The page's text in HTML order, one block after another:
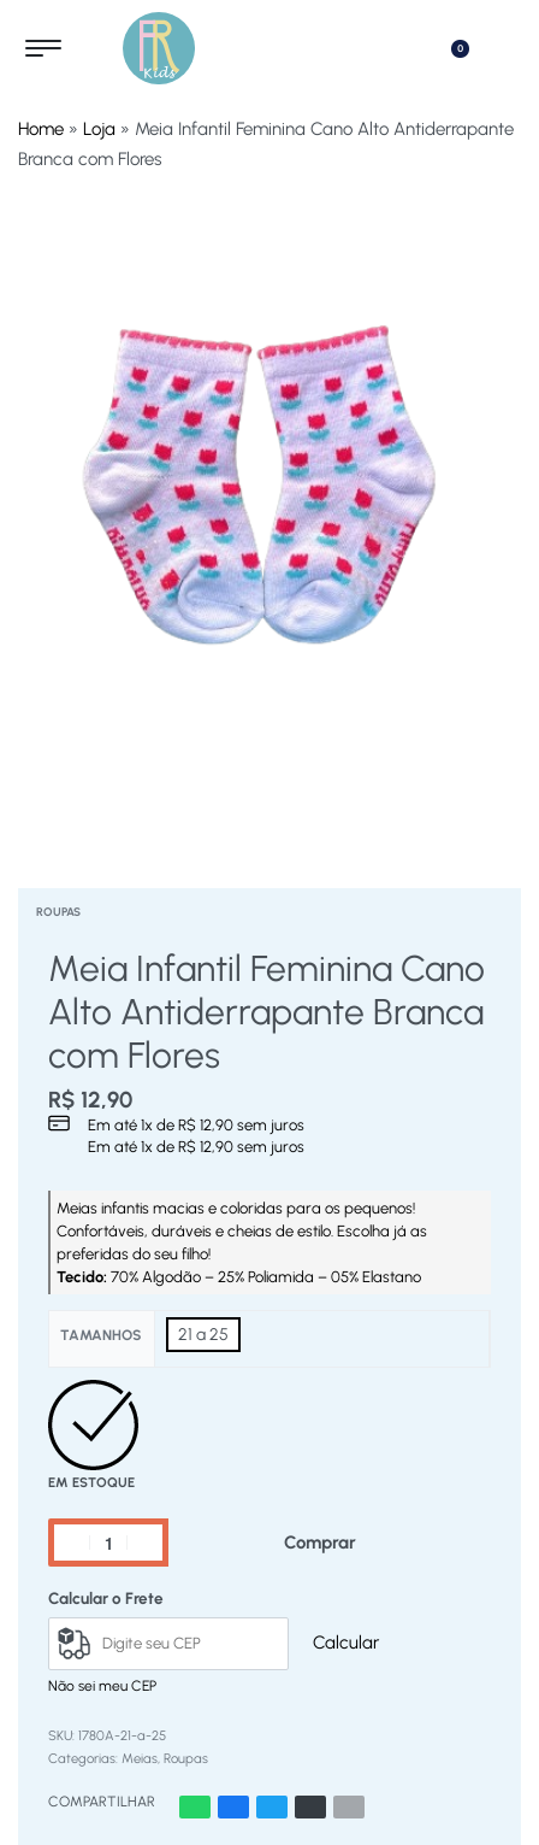
0
Home » Loja » Meia Infantil Feminina Cano Alto Antiderrapante
Branca com Flores
ROUPAS
Meia Infantil Feminina Cano
Alto Antiderrapante Branca
com Flores
R$ 12,90
Em até 1x de R$ 12,90 sem juros
Em até 1x de R$ 12,90 sem juros
Meias infantis macias e coloridas para os pequenos!
Confortáveis, duráveis e cheias de estilo. Escolha já as
preferidas do seu filho!
Tecido: 70% Algodão – 25% Poliamida – 05% Elastano
TAMANHOS 21 a 25
EM ESTOQUE
Comprar
Calcular o Frete
Calcular
Não sei meu CEP
1780A-21-a-25
Categorias: Meias Roupas
COMPARTILHAR